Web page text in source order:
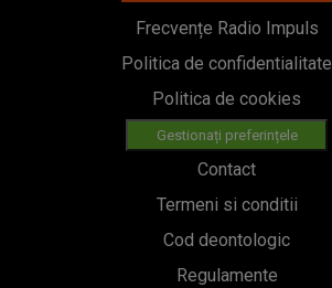
Frecvențe Radio Impuls
Politica de confidentialitate
Politica de cookies
Gestionați preferințele
Contact
Termeni si conditii
Cod deontologic
Regulamente